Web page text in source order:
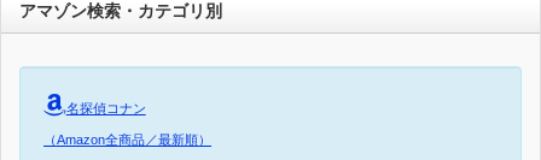
アマゾン検索・カテゴリ別
名探偵コナン
（Amazon全商品／最新順）